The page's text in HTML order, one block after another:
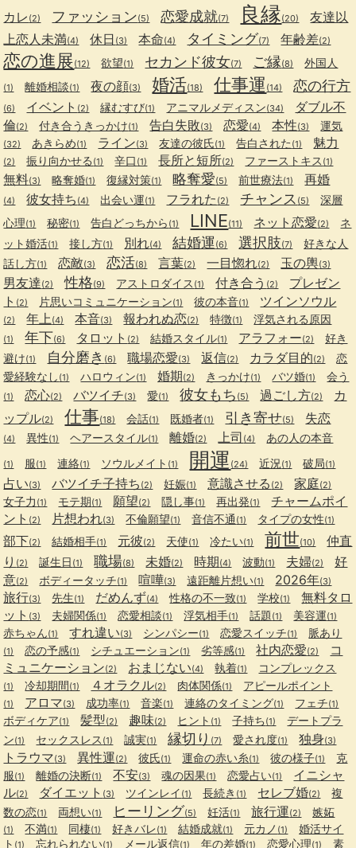
カレ (2) ファッション(5) 恋愛成就(7) 良縁(20)
友達以
上恋人未満(4) 休日 (3) 本命(4) タイミング(7) 年齢差(2)
恋の進展(12) 欲望(1) セカンド彼女(7) ご縁(8) 外国人
(1) 離婚相談(1) 夜の顔(3) 婚活(18) 仕事運 (14) 恋の行方
(6) イベント (2) 縁むすび(1) アニマルメディスン(34)
ダブル不
倫(2) 付き合うきっかけ(1) 告白失敗(3) 恋愛(4) 本性(3) 運気
(32) あきらめ(1) ライン(3) 友達の彼氏(1) 告白された (1) 魅力
(2) 振り向かせる (1) 辛口 (1) 長所と短所(2) ファーストキス (1)
無料(3) 略奪婚(1) 復縁対策(1) 略奪愛(5) 前世療法(1) 再婚
(4) 彼女持ち (4) 出会い運(1) フラれた (2) チャンス (5)
深層
心理(1) 秘密(1) 告白どっちから (1) LINE(11) ネット恋愛(2)
ネ
ット婚活(1) 接し方(1) 別れ(4) 結婚運(6) 選択肢(7)
好きな人
話し方(1) 恋敵(3) 恋活(8) 言葉(2) 一目惚れ(2) 玉の輿(3)
男友達(2) 性格(9) アストロダイス (1) 付き合う (2)
プレゼン
ト (2) 片思いコミュニケーション(1) 彼の本音(1) ツインソウル
(2) 年上 (4) 本音(3) 報われぬ恋(2) 特徴(1) 浮気される原因
(1) 年下(6) タロット (2) 結婚スタイル(1) アラフォー(2)
好き
避け(1) 自分磨き (6) 職場恋愛(3) 返信(2) カラダ目的(2)
恋
愛経験なし (1) ハロウィン(1) 婚期(2) きっかけ(1) バツ婚(1) 会う
(1) 恋心(2) バツイチ(3) 愛(1) 彼女もち (5) 過ごし方(2)
カ
ップル(2) 仕事(18) 会話(1) 既婚者(1) 引き寄せ(5) 失恋
(4) 異性(1) ヘアースタイル(1) 離婚(2) 上司 (4) あの人の本音
(1) 服(1) 連絡(1) ソウルメイト (1) 開運 (24) 近況 (1) 破局(1)
占い(3) バツイチ子持ち (2) 妊娠(1) 意識させる (2) 家庭(2)
女子力 (1) モテ期(1) 願望(2) 隠し事(1) 再出発(1)
チャームポイ
ント (2) 片想われ(3) 不倫願望(1) 音信不通 (1) タイプの女性(1)
部下(2) 結婚相手(1) 元彼(2) 天使(1) 冷たい(1) 前世(10)
仲直
り (2) 誕生日 (1) 職場(8) 未婚(2) 時期(4) 波動(1) 夫婦(2)
好
意(2) ボディータッチ(1) 喧嘩(3) 遠距離片想い(1) 2026年(3)
旅行(3) 先生(1) だめんず(4) 性格の不一致(1) 学校(1)
無料タロ
ット (3) 夫婦関係(1) 恋愛相談(1) 浮気相手(1) 話題(1) 美容運(1)
赤ちゃん(1) すれ違い(3) シンパシー(1) 恋愛スイッチ(1) 脈あり
(1) 恋の予感(1) シチュエーション(1) 劣等感(1) 社内恋愛(2)
コ
ミュニケーション(2) おまじない(4) 執着(1) コンプレックス
(1) 冷却期間(1) ４オラクル(2) 肉体関係(1) アピールポイント
(1) アロマ(3) 成功率(1) 音楽(1) 連絡のタイミング(1) フェチ(1)
ボディケア(1) 髪型(2) 趣味(2) ヒント (1) 子持ち(1)
デートプラ
ン(1) セックスレス (1) 誠実(1) 縁切り (7) 愛され度(1) 独身(3)
トラウマ(3) 異性運(2) 彼氏(1) 運命の赤い糸(1) 彼の様子(1)
克
服(1) 離婚の決断(1) 不安(3) 魂の因果(1) 恋愛占い(1)
イニシャ
ル(2) ダイエット (3) ツインレイ (1) 長続き (1) セレブ婚(2)
複
数の恋(1) 両想い(1) ヒーリング(5) 妊活(1) 旅行運(2) 嫉妬
(1) 不満(1) 同棲(1) 好きバレ(1) 結婚成就(1) 元カノ (1)
婚活サイ
ト (1) 忘れられない(1) メール返信(1) 年の差婚(1) 恋愛心理(1) 素